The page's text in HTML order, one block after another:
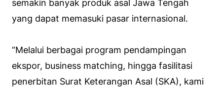
semakin banyak produk asal Jawa Tengah
yang dapat memasuki pasar internasional.
“Melalui berbagai program pendampingan
ekspor, business matching, hingga fasilitasi
penerbitan Surat Keterangan Asal (SKA), kami